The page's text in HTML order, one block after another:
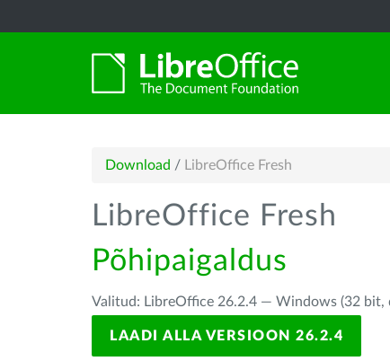
Download / LibreOffice Fresh
LibreOffice Fresh
Põhipaigaldus
Valitud: LibreOffice 26.2.4 — Windows (32 bit,
LAADI ALLA VERSIOON 26.2.4